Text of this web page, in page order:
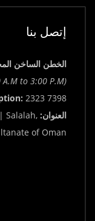
إتصل بنا
الخطن الساخن
A.M to 3:00 P.M)
2323 7398
العنوان: Salalah,
of Oman